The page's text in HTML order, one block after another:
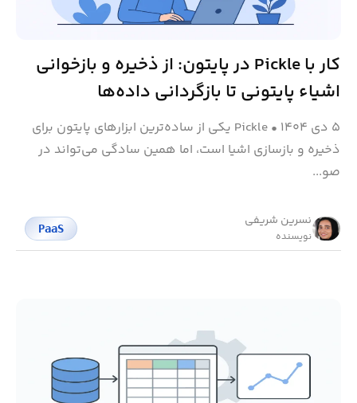
کار با Pickle در پایتون: از ذخیره و بازخوانی
اشیاء پایتونی تا بازگردانی داده‌ها
۵ دی ۱۴۰۴ •
Pickle یکی از ساده‌ترین ابزارهای پایتون برای
ذخیره و بازسازی اشیا است، اما همین سادگی می‌تواند در
صو...
نسرین شریفی
نویسنده
PaaS